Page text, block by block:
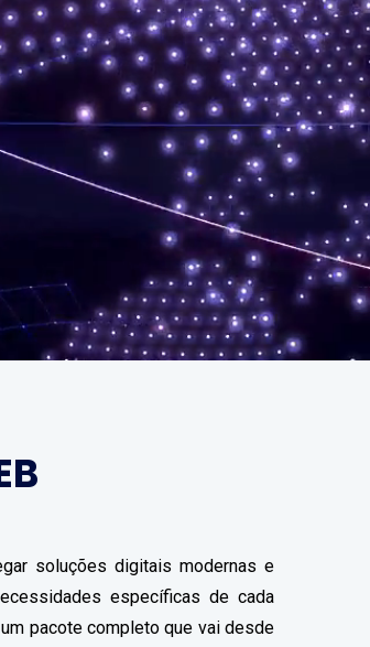
soluções digitais modernas e
específicas de cada
pacote completo que vai desde